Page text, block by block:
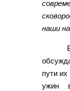
наши
пути
ужин